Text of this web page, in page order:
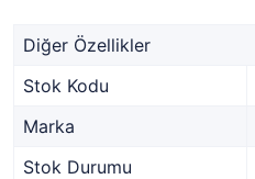
Diğer Özellikler
Stok Kodu
Marka
Stok Durumu